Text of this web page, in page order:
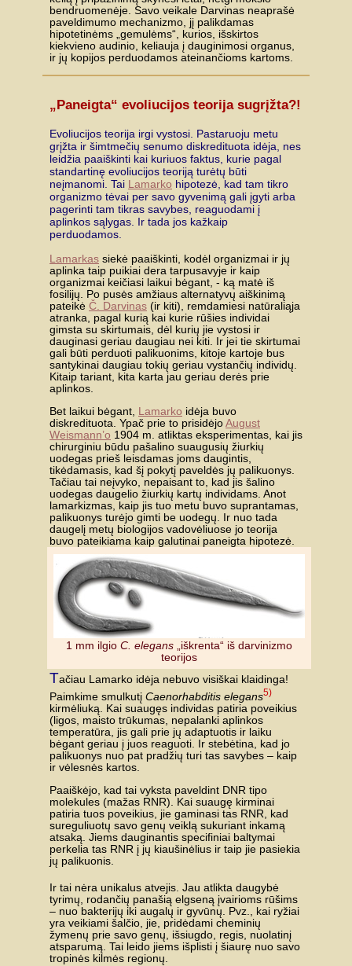
bendruomenėje. Savo veikale Darvinas neaprašė
paveldimumo mechanizmo, jį palikdamas
hipotetinėms „gemulėms“, kurios, išskirtos
kiekvieno audinio, keliauja į dauginimosi organus,
ir jų kopijos perduodamos ateinančioms kartoms.
„Paneigta“ evoliucijos teorija sugrįžta?!
Evoliucijos teorija irgi vystosi. Pastaruoju metu
grįžta ir šimtmečių senumo diskredituota idėja, nes
leidžia paaiškinti kai kuriuos faktus, kurie pagal
standartinę evoliucijos teoriją turėtų būti
neįmanomi. Tai Lamarko hipotezė, kad tam tikro
organizmo tėvai per savo gyvenimą gali įgyti arba
pagerinti tam tikras savybes, reaguodami į
aplinkos sąlygas. Ir tada jos kažkaip
perduodamos.
Lamarkas siekė paaiškinti, kodėl organizmai ir jų
aplinka taip puikiai dera tarpusavyje ir kaip
organizmai keičiasi laikui bėgant, - ką matė iš
fosilijų. Po pusės amžiaus alternatyvų aiškinimą
pateikė Č. Darvinas (ir kiti), remdamiesi natūraliąja
atranka, pagal kurią kai kurie rūšies individai
gimsta su skirtumais, dėl kurių jie vystosi ir
dauginasi geriau daugiau nei kiti. Ir jei tie skirtumai
gali būti perduoti palikuonims, kitoje kartoje bus
santykinai daugiau tokių geriau vystančių individų.
Kitaip tariant, kita karta jau geriau derės prie
aplinkos.
Bet laikui bėgant, Lamarko idėja buvo
diskredituota. Ypač prie to prisidėjo August
Weismann’o 1904 m. atliktas eksperimentas, kai jis
chirurginiu būdu pašalino suaugusių žiurkių
uodegas prieš leisdamas joms daugintis,
tikėdamasis, kad šį pokytį paveldės jų palikuonys.
Tačiau tai neįvyko, nepaisant to, kad jis šalino
uodegas daugelio žiurkių kartų individams. Anot
lamarkizmas, kaip jis tuo metu buvo suprantamas,
palikuonys turėjo gimti be uodegų. Ir nuo tada
daugelį metų biologijos vadovėliuose jo teorija
buvo pateikiama kaip galutinai paneigta hipotezė.
1 mm ilgio C. elegans „iškrenta“ iš darvinizmo
teorijos
Tačiau Lamarko idėja nebuvo visiškai klaidinga!
Paimkime smulkutį Caenorhabditis elegans5)
kirmėliuką. Kai suaugęs individas patiria poveikius
(ligos, maisto trūkumas, nepalanki aplinkos
temperatūra, jis gali prie jų adaptuotis ir laiku
bėgant geriau į juos reaguoti. Ir stebėtina, kad jo
palikuonys nuo pat pradžių turi tas savybes – kaip
ir vėlesnės kartos.
Paaiškėjo, kad tai vyksta paveldint DNR tipo
molekules (mažas RNR). Kai suaugę kirminai
patiria tuos poveikius, jie gaminasi tas RNR, kad
sureguliuotų savo genų veiklą sukuriant inkamą
atsaką. Jiems dauginantis specifiniai baltymai
perkelia tas RNR į jų kiaušinėlius ir taip jie pasiekia
jų palikuonis.
Ir tai nėra unikalus atvejis. Jau atlikta daugybė
tyrimų, rodančių panašią elgseną įvairioms rūšims
– nuo bakterijų iki augalų ir gyvūnų. Pvz., kai ryžiai
yra veikiami šalčio, jie, pridėdami cheminių
žymenų prie savo genų, išsiugdo, regis, nuolatinį
atsparumą. Tai leido jiems išplisti į šiaurę nuo savo
tropinės kilmės regionų.